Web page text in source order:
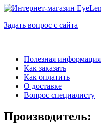
Задать вопрос с сайта
Полезная информация
Как заказать
Как оплатить
О доставке
Вопрос специалисту
Производитель: